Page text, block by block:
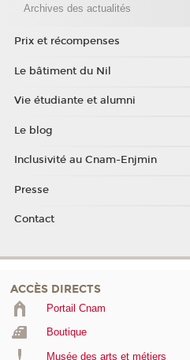
Archives des actualités
Prix et récompenses
Le bâtiment du Nil
Vie étudiante et alumni
Le blog
Inclusivité au Cnam-Enjmin
Presse
Contact
ACCÈS DIRECTS
Portail Cnam
Boutique
Musée des arts et métiers